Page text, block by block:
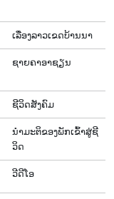
ເລື່ອງ​ລາວ​ເ​ຂດ​ບ້ານ​ນາ
ຊາຍຄາອາຊຽນ
ຊີ​ວິດ​ສັງ​ຄົມ
ນຳ​ມະ​ຕິ​ຂ​ອງ​ພັກ​ເຂົ້າ​ສູ່​ຊີ​
ວິດ
ວີດີໂອ